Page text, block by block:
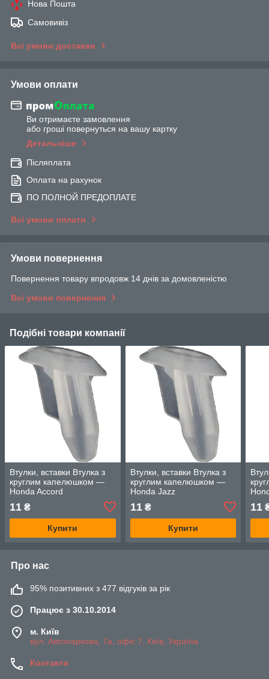
Нова Пошта
Самовивіз
Всі умови доставки
Умови оплати
Ви отримаєте замовлення
або гроші повернуться на вашу картку
Детальніше
Післяплата
Оплата на рахунок
ПО ПОЛНОЙ ПРЕДОПЛАТЕ
Всі умови оплати
Умови повернення
Повернення товару впродовж 14 днів за домовленістю
Всі умови повернення
Подібні товари компанії
Втулки, вставки Втулка з
круглим капелюшком —
Honda Accord
11 ₴
Купити
Втулки, вставки Втулка з
круглим капелюшком —
Honda Jazz
11₴
Купити
11
Про нас
95% позитивних з 477 відгуків за рік
Працює з 30.10.2014
м. Київ
вул. Автопаркова, 7а, офіс 7, Київ, Україна
Контакти